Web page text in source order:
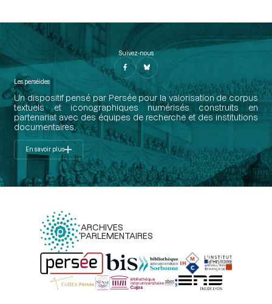
Suivez-nous
Les perséides
Un dispositif pensé par Persée pour la valorisation de corpus
textuels et iconographiques numérisés construits en
partenariat avec des équipes de recherche et des institutions
documentaires.
En savoir plus
ARCHIVES
PARLEMENTAIRES